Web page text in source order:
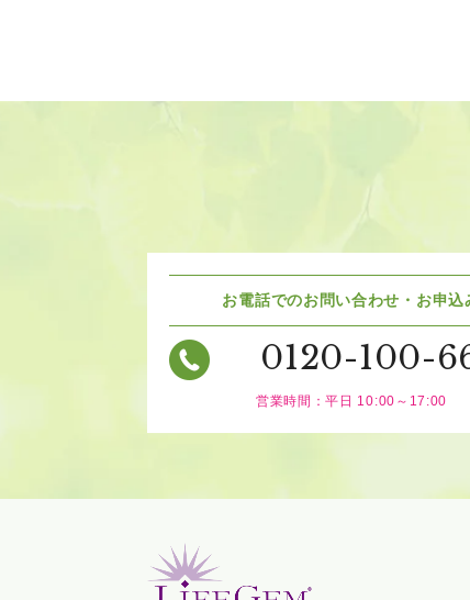
お電話でのお問い合わせ・お申込
0120-100-
営業時間：平日 10:00～17:00